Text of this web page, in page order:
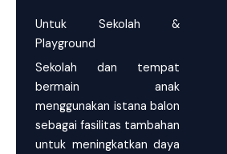
Untuk Sekolah &
Playground
Sekolah dan tempat
bermain anak
menggunakan istana balon
sebagai fasilitas tambahan
untuk meningkatkan daya